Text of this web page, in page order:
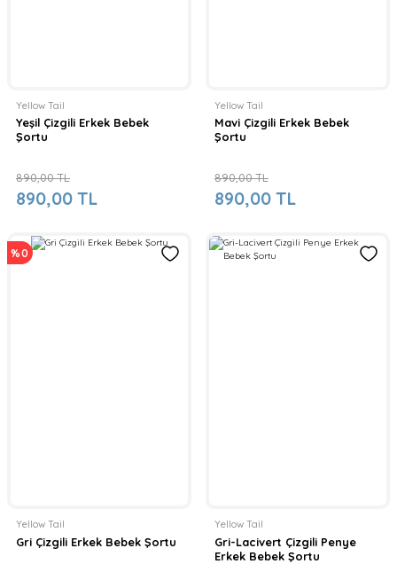
Yellow Tail
Yeşil Çizgili Erkek Bebek
Şortu
890,00 TL
890,00 TL
Yellow Tail
Mavi Çizgili Erkek Bebek
Şortu
890,00 TL
890,00 TL
%0
Yellow Tail
Gri Çizgili Erkek Bebek Şortu
Yellow Tail
Gri-Lacivert Çizgili Penye
Erkek Bebek Şortu